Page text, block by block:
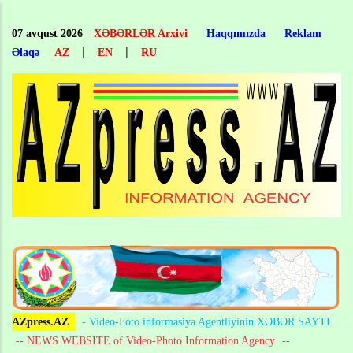
main
content
07 avqust 2026 XƏBƏRLƏR Arxivi Haqqımızda
Reklam
Əlaqə
AZ | EN | RU
AZpress.AZ
- Video-Foto informasiya Agentliyinin XƏBƏR SAYTI
-- NEWS WEBSITE of Video-Photo Information Agency --